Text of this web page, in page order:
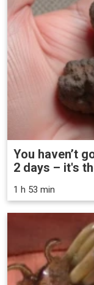
You haven’t
2 days – it's
1 h 53 min